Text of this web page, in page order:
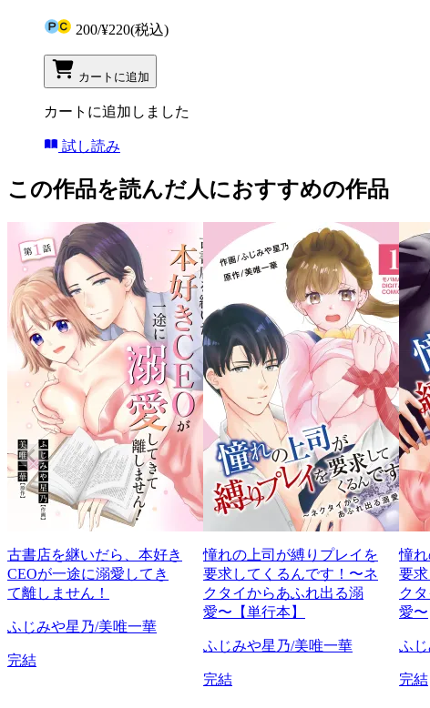
200/¥220(税込)
カートに追加
カートに追加しました
試し読み
この作品を読んだ人におすすめの作品
古書店を継いだら、本好き
CEOが一途に溺愛してき
て離しません！
ふじみや星乃/美唯一華
完結
憧れの上司が縛りプレイを
要求してくるんです！〜ネ
クタイからあふれ出る溺
愛〜【単行本】
ふじみや星乃/美唯一華
完結
憧
要
ク
愛〜
ふ
完結